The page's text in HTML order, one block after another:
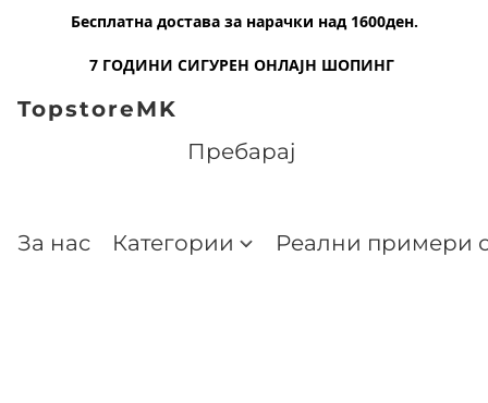
Бесплатна достава за нарачки над 1600ден.
7 ГОДИНИ СИГУРЕН ОНЛАЈН ШОПИНГ
TopstoreMK
За нас Категории Реални примери